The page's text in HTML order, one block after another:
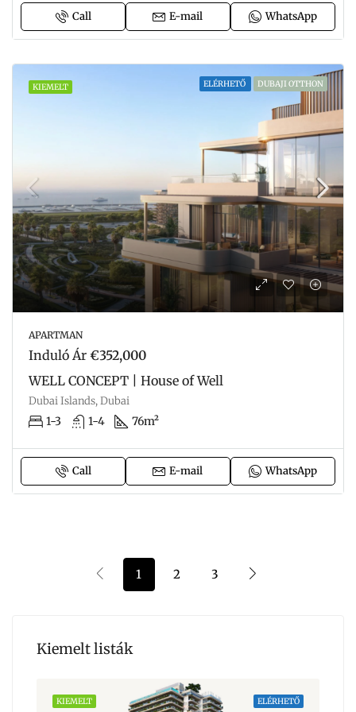
Call E-mail WhatsApp
KIEMELT ELÉRHETŐ DUBAJI OTTHON
APARTMAN
Induló Ár €352,000
WELL CONCEPT | House of Well
Dubai Islands, Dubai
1-3 1-4 76m²
Call E-mail WhatsApp
1 2 3
Kiemelt listák
ELÉRHETŐ
KIEMELT